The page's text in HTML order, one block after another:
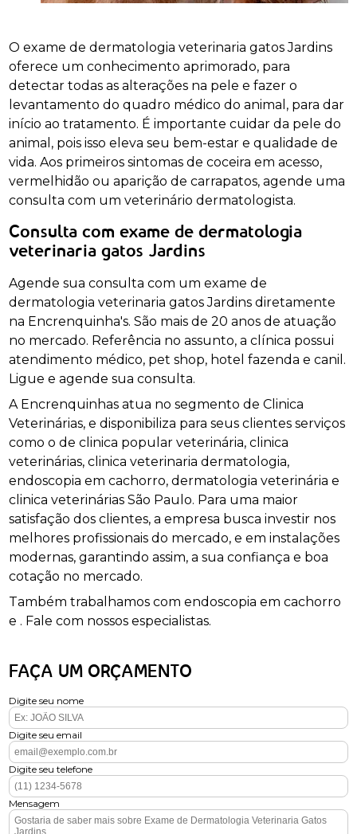
O exame de dermatologia veterinaria gatos Jardins
oferece um conhecimento aprimorado, para
detectar todas as alterações na pele e fazer o
levantamento do quadro médico do animal, para dar
início ao tratamento. É importante cuidar da pele do
animal, pois isso eleva seu bem-estar e qualidade de
vida. Aos primeiros sintomas de coceira em acesso,
vermelhidão ou aparição de carrapatos, agende uma
consulta com um veterinário dermatologista.
Consulta com exame de dermatologia
veterinaria gatos Jardins
Agende sua consulta com um exame de
dermatologia veterinaria gatos Jardins diretamente
na Encrenquinha's. São mais de 20 anos de atuação
no mercado. Referência no assunto, a clínica possui
atendimento médico, pet shop, hotel fazenda e canil.
Ligue e agende sua consulta.
A Encrenquinhas atua no segmento de Clinica
Veterinárias, e disponibiliza para seus clientes serviços
como o de clinica popular veterinária, clinica
veterinárias, clinica veterinaria dermatologia,
endoscopia em cachorro, dermatologia veterinária e
clinica veterinárias São Paulo. Para uma maior
satisfação dos clientes, a empresa busca investir nos
melhores profissionais do mercado, e em instalações
modernas, garantindo assim, a sua confiança e boa
cotação no mercado.
Também trabalhamos com endoscopia em cachorro
e . Fale com nossos especialistas.
FAÇA UM ORÇAMENTO
Digite seu nome
Digite seu email
Digite seu telefone
Mensagem